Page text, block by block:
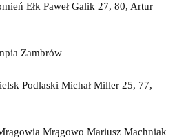
Ełk Paweł Galik 27, 80, Artur
Zambrów
Podlaski Michał Miller 25, 77,
Mrągowo Mariusz Machniak